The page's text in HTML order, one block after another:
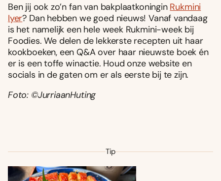
Ben jij ook zo’n fan van bakplaatkoningin Rukmini
Iyer? Dan hebben we goed nieuws! Vanaf vandaag
is het namelijk een hele week Rukmini-week bij
Foodies. We delen de lekkerste recepten uit haar
kookboeken, een Q&A over haar nieuwste boek én
er is een toffe winactie. Houd onze website en
socials in de gaten om er als eerste bij te zijn.
Foto: ©JurriaanHuting
Tip